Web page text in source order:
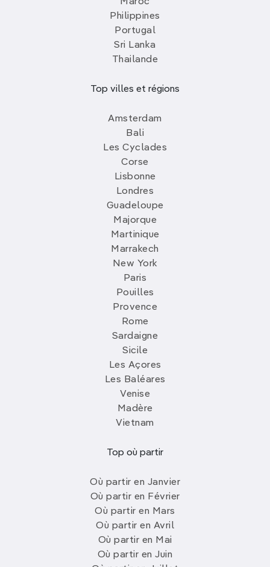
Philippines
Portugal
Sri Lanka
Thailande
Top villes et régions
Amsterdam
Bali
Les Cyclades
Corse
Lisbonne
Londres
Guadeloupe
Majorque
Martinique
Marrakech
New York
Paris
Pouilles
Provence
Rome
Sardaigne
Sicile
Les Açores
Les Baléares
Venise
Madère
Vietnam
Top où partir
Où partir en Janvier
Où partir en Février
Où partir en Mars
Où partir en Avril
Où partir en Mai
Où partir en Juin